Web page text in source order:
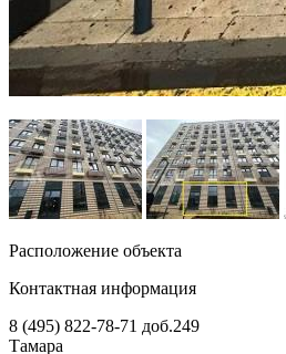
Расположение объекта
Контактная информация
8 (495) 822-78-71 доб.249
Тамара